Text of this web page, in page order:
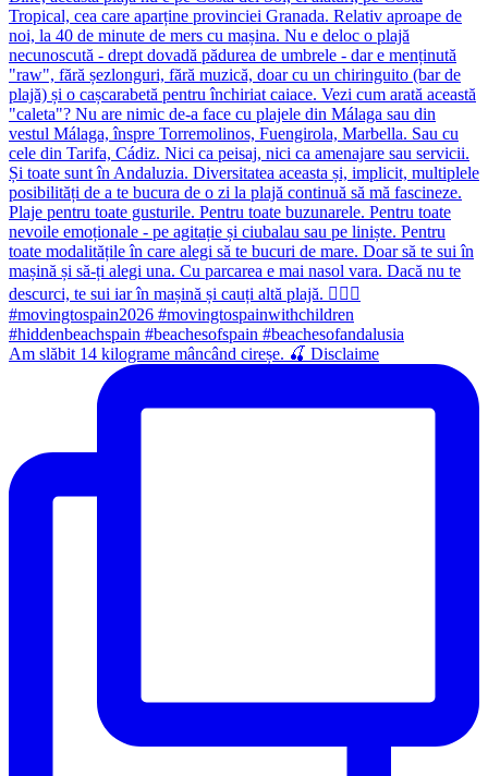
Am slăbit 14 kilograme mâncând cireșe. 🍒 Disclaime